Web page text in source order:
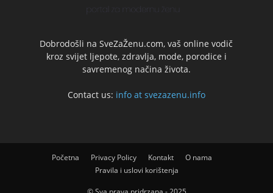
Dobrodošli na SveZaŽenu.com, vaš online vodič
kroz svijet ljepote, zdravlja, mode, porodice i
savremenog načina života.
Contact us: info at svezazenu.info
Početna Privacy Policy Kontakt
O nama
Pravila i uslovi korištenja